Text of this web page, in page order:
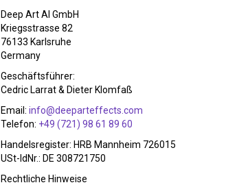
Deep Art AI GmbH
Kriegsstrasse 82
76133 Karlsruhe
Germany
Geschäftsführer:
Cedric Larrat & Dieter Klomfaß
Email: info@deeparteffects.com
Telefon: +49 (721) 98 61 89 60
Handelsregister: HRB Mannheim 726015
USt-IdNr.: DE 308721750
Rechtliche Hinweise